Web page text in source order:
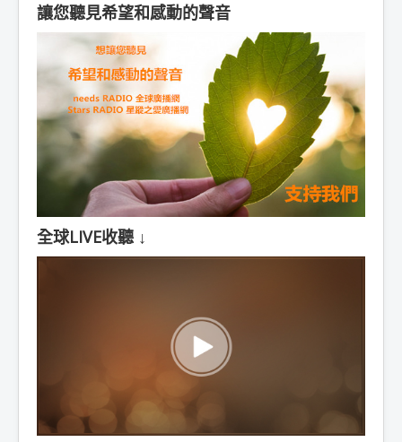
首頁
捐款支持
節目表
節目簡介
節目預告
讓您聽見希望和感動的聲音
全球LIVE收聽 ↓